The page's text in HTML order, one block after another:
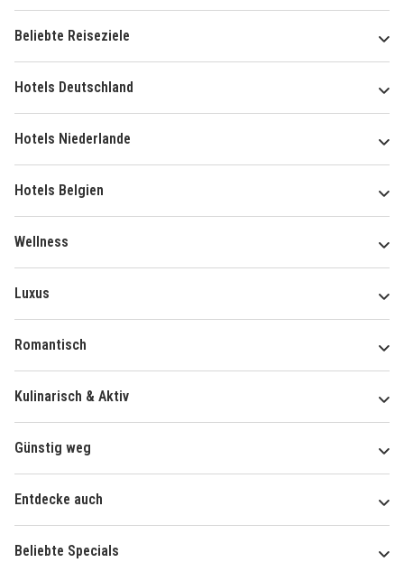
Beliebte Reiseziele
Hotels Deutschland
Hotels Niederlande
Hotels Belgien
Wellness
Luxus
Romantisch
Kulinarisch & Aktiv
Günstig weg
Entdecke auch
Beliebte Specials